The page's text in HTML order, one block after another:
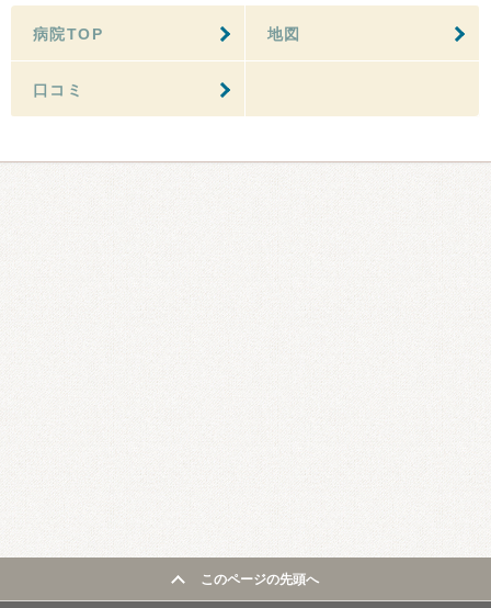
病院TOP 地図
口コミ
このページの先頭へ